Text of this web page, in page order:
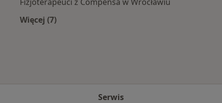
Więcej (7)
Serwis